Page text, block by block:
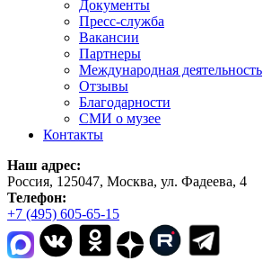
Документы
Пресс-служба
Вакансии
Партнеры
Международная деятельность
Отзывы
Благодарности
СМИ о музее
Контакты
Наш адрес:
Россия, 125047, Москва, ул. Фадеева, 4
Телефон:
+7 (495) 605-65-15